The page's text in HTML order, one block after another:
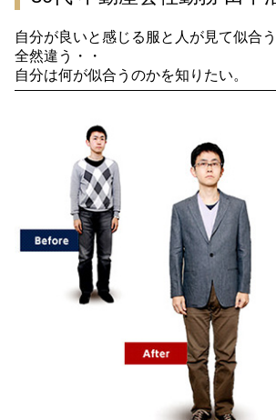
自分が良いと感じる服と人が見て似合
全然違う・・
自分は何が似合うのかを知りたい。